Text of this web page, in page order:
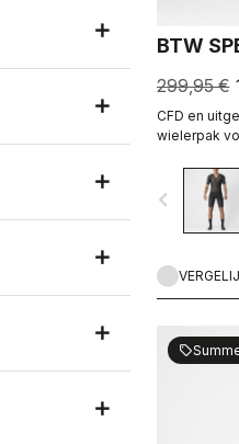
BTW
299,95 €
CFD en
wielerpak
uiteenvalt.
navigate_before
sell